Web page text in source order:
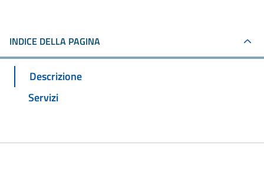
INDICE DELLA PAGINA
Descrizione
Servizi